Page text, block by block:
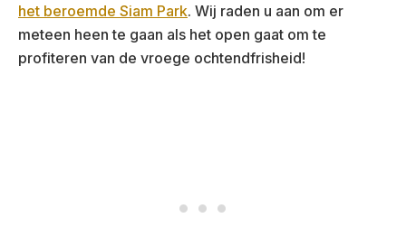
het beroemde Siam Park. Wij raden u aan om er
meteen heen te gaan als het open gaat om te
profiteren van de vroege ochtendfrisheid!